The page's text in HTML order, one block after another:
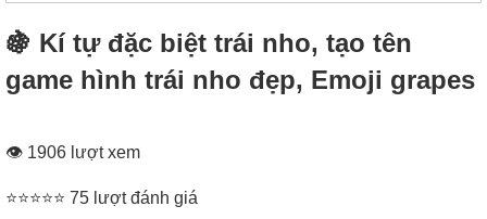
🍇 Kí tự đặc biệt trái nho, tạo tên
game hình trái nho đẹp, Emoji grapes
👁 1906 lượt xem
⭐⭐⭐⭐⭐ 75 lượt đánh giá